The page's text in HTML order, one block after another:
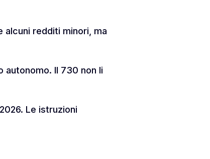
alcuni redditi minori, ma
autonomo. Il 730 non li
Le istruzioni